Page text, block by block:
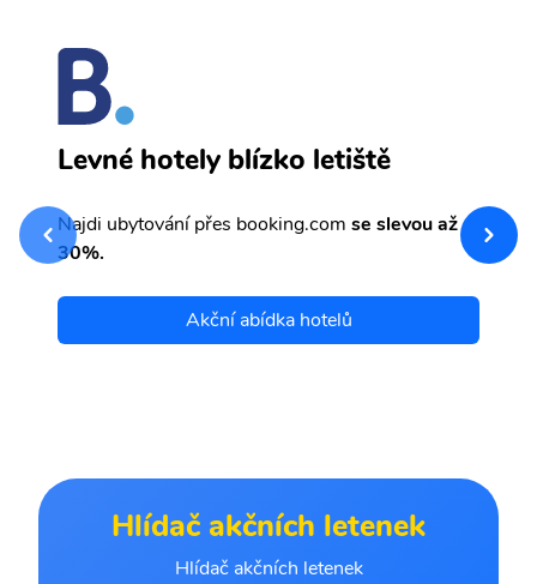
Levné hotely blízko letiště
Najdi ubytování přes booking.com se slevou až
30%.
Akční abídka hotelů
Hlídač akčních letenek
Hlídač akčních letenek